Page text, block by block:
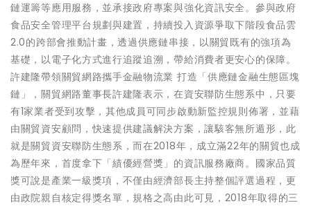
鏈運籌等應用服務，並承接政府專案與強化資訊安全。參與政府
食品安全管理平台規劃與建置，持續投入資源爭取下階段食品雲
2.0的跨部會推動計畫，透過供應鏈串接，以關貿既有的強項為
基礎，以電子化方式進行追蹤追溯，帶給消費者更安心的保障。
許建隆帶領關貿網路攜手金融物流業 打造「供應鏈金融生態區塊
鏈」，關貿網路董事長許建隆表示，在資安聯防生態系中，只要
有1家業者受到攻擊，其他成員可同步啟動新監控規則佈署，並藉
由關貿資安顧問，快速提供建議解決方案，讓駭客無所遁形，此
就是關貿資安聯防生態系，而在2018年，成立滿22年的關貿也成
為歷年來，首度拿下「績優經營獎」的資訊服務廠商。國家品質
獎可說是產業一級獎項，不僅由經濟部長主持整個評選過程，更
由政院親自核定得獎名單，規格之高由此可見，2018年取得的三